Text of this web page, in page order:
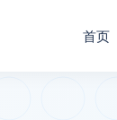
首页